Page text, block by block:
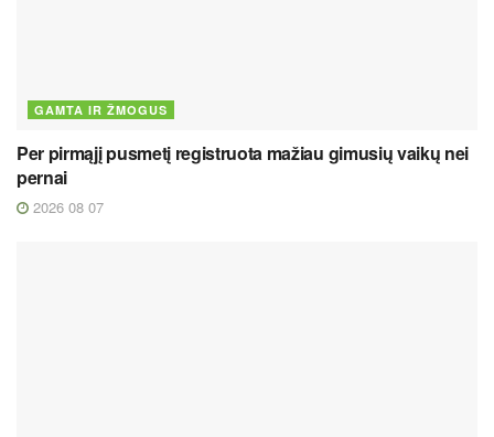
GAMTA IR ŽMOGUS
Per pirmąjį pusmetį registruota mažiau gimusių vaikų nei
pernai
2026 08 07